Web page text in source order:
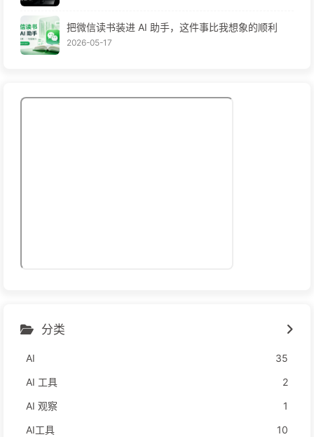
把微信读书装进 AI 助手，这件事比我想象的顺利
2026-05-17
分类
AI
35
AI 工具
2
AI 观察
1
AI工具
10